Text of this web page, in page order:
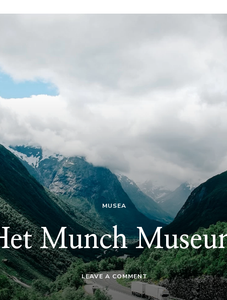
MUSEA
Munch
LEAVE A COMMENTON
HET
MUNCH